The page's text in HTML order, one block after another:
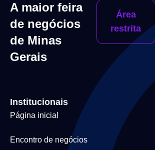
A maior feira
de negócios
de Minas
Gerais
Área
restrita
Institucionais
Página inicial
Encontro de negócios